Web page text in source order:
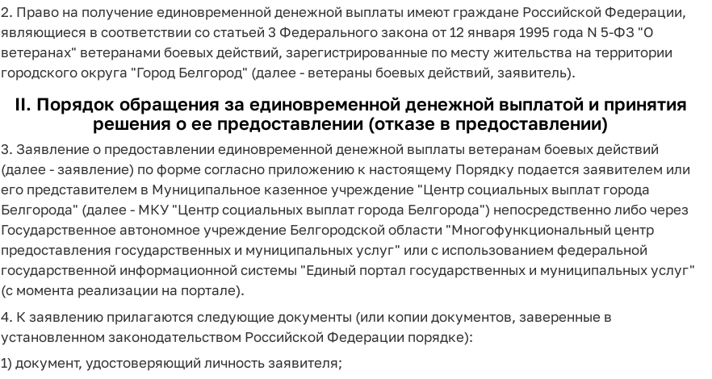
2. Право на получение единовременной денежной выплаты имеют граждане Российской Федерации,
являющиеся в соответствии со статьей 3 Федерального закона от 12 января 1995 года N 5-ФЗ "О
ветеранах" ветеранами боевых действий, зарегистрированные по месту жительства на территории
городского округа "Город Белгород" (далее - ветераны боевых действий, заявитель).
II. Порядок обращения за единовременной денежной выплатой и принятия
решения о ее предоставлении (отказе в предоставлении)
3. Заявление о предоставлении единовременной денежной выплаты ветеранам боевых действий
(далее - заявление) по форме согласно приложению к настоящему Порядку подается заявителем или
его представителем в Муниципальное казенное учреждение "Центр социальных выплат города
Белгорода" (далее - МКУ "Центр социальных выплат города Белгорода") непосредственно либо через
Государственное автономное учреждение Белгородской области "Многофункциональный центр
предоставления государственных и муниципальных услуг" или с использованием федеральной
государственной информационной системы "Единый портал государственных и муниципальных услуг"
(с момента реализации на портале).
4. К заявлению прилагаются следующие документы (или копии документов, заверенные в
установленном законодательством Российской Федерации порядке):
1) документ, удостоверяющий личность заявителя;